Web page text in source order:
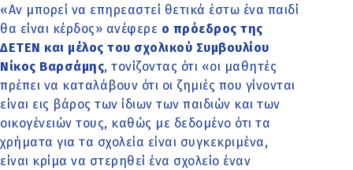
«Αν μπορεί να επηρεαστεί θετικά έστω ένα παιδί
θα είναι κέρδος» ανέφερε ο πρόεδρος της
ΔΕΤΕΝ και μέλος του σχολικού Συμβουλίου
Νίκος Βαρσάμης, τονίζοντας ότι «οι μαθητές
πρέπει να καταλάβουν ότι οι ζημιές που γίνονται
είναι εις βάρος των ίδιων των παιδιών και των
οικογένειών τους, καθώς με δεδομένο ότι τα
χρήματα για τα σχολεία είναι συγκεκριμένα,
είναι κρίμα να στερηθεί ένα σχολείο έναν